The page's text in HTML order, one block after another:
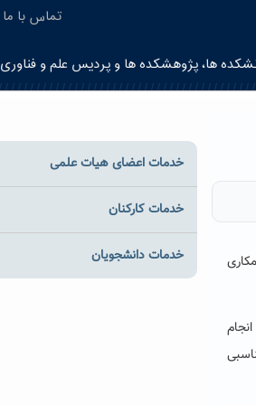
تماس با ما
ها، پژوهشکده ها و پردیس علم و فناوری
خدمات اعضای هیات علمی
خدمات کارکنان
خدمات دانشجویان